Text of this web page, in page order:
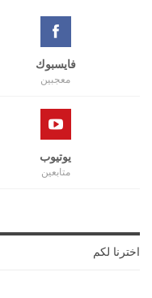
فايسبوك
معجبين
يوتيوب
متابعين
اخترنا لكم